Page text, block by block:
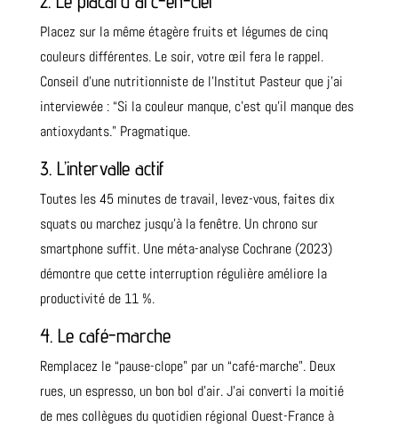
Placez sur la même étagère fruits et légumes de cinq
couleurs différentes. Le soir, votre œil fera le rappel.
Conseil d’une nutritionniste de l’Institut Pasteur que j’ai
interviewée : “Si la couleur manque, c’est qu’il manque des
antioxydants.” Pragmatique.
3. L’intervalle actif
Toutes les 45 minutes de travail, levez-vous, faites dix
squats ou marchez jusqu’à la fenêtre. Un chrono sur
smartphone suffit. Une méta-analyse Cochrane (2023)
démontre que cette interruption régulière améliore la
productivité de 11 %.
4. Le café-marche
Remplacez le “pause-clope” par un “café-marche”. Deux
rues, un espresso, un bon bol d’air. J’ai converti la moitié
de mes collègues du quotidien régional Ouest-France à